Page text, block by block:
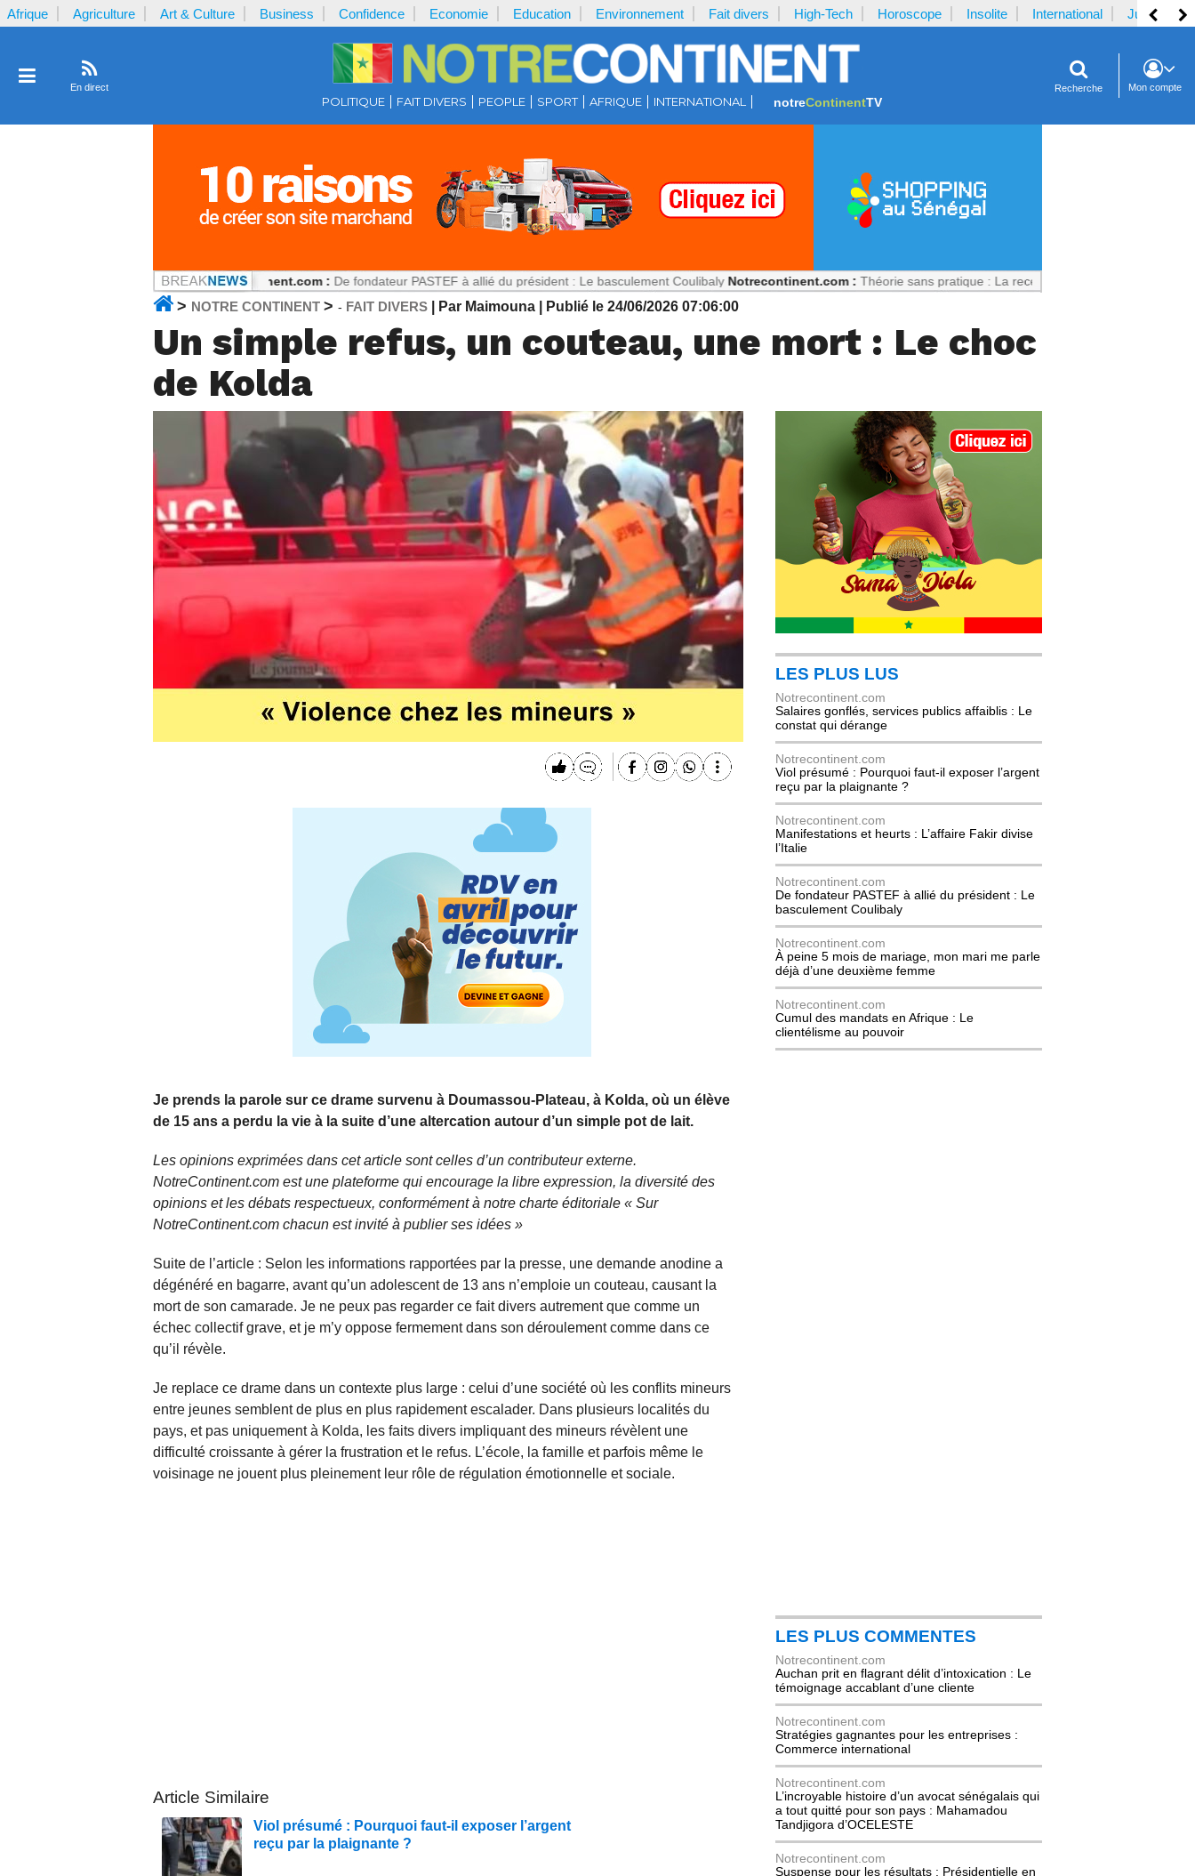
Afrique Agriculture Art & Culture Business Confidence Economie Education Environnement Fait divers High-Tech Horoscope Insolite International Justice
En direct
POLITIQUE FAIT DIVERS PEOPLE SPORT AFRIQUE INTERNATIONAL notreContinentTV
Recherche Mon compte
Notrecontinent.com : De fondateur PASTEF à allié du président : Le basculement Coulibaly Notrecontinent.com : Théorie sans pratique : La recette du désastre des séries scientifiques
> NOTRE CONTINENT > - FAIT DIVERS | Par Maimouna | Publié le 24/06/2026 07:06:00
Un simple refus, un couteau, une mort : Le choc
de Kolda
Je prends la parole sur ce drame survenu à Doumassou-Plateau, à Kolda, où un élève
de 15 ans a perdu la vie à la suite d’une altercation autour d’un simple pot de lait.
Les opinions exprimées dans cet article sont celles d’un contributeur externe.
NotreContinent.com est une plateforme qui encourage la libre expression, la diversité des
opinions et les débats respectueux, conformément à notre charte éditoriale « Sur
NotreContinent.com chacun est invité à publier ses idées »
Suite de l’article : Selon les informations rapportées par la presse, une demande anodine a
dégénéré en bagarre, avant qu’un adolescent de 13 ans n’emploie un couteau, causant la
mort de son camarade. Je ne peux pas regarder ce fait divers autrement que comme un
échec collectif grave, et je m’y oppose fermement dans son déroulement comme dans ce
qu’il révèle.
Je replace ce drame dans un contexte plus large : celui d’une société où les conflits mineurs
entre jeunes semblent de plus en plus rapidement escalader. Dans plusieurs localités du
pays, et pas uniquement à Kolda, les faits divers impliquant des mineurs révèlent une
difficulté croissante à gérer la frustration et le refus. L’école, la famille et parfois même le
voisinage ne jouent plus pleinement leur rôle de régulation émotionnelle et sociale.
Article Similaire
Viol présumé : Pourquoi faut-il exposer l’argent
reçu par la plaignante ?
LES PLUS LUS
Notrecontinent.com
Salaires gonflés, services publics affaiblis : Le
constat qui dérange
Notrecontinent.com
Viol présumé : Pourquoi faut-il exposer l’argent
reçu par la plaignante ?
Notrecontinent.com
Manifestations et heurts : L’affaire Fakir divise
l’Italie
Notrecontinent.com
De fondateur PASTEF à allié du président : Le
basculement Coulibaly
Notrecontinent.com
À peine 5 mois de mariage, mon mari me parle
déjà d’une deuxième femme
Notrecontinent.com
Cumul des mandats en Afrique : Le
clientélisme au pouvoir
LES PLUS COMMENTES
Notrecontinent.com
Auchan prit en flagrant délit d’intoxication : Le
témoignage accablant d’une cliente
Notrecontinent.com
Stratégies gagnantes pour les entreprises :
Commerce international
Notrecontinent.com
L’incroyable histoire d’un avocat sénégalais qui
a tout quitté pour son pays : Mahamadou
Tandjigora d’OCELESTE
Notrecontinent.com
Suspense pour les résultats : Présidentielle en